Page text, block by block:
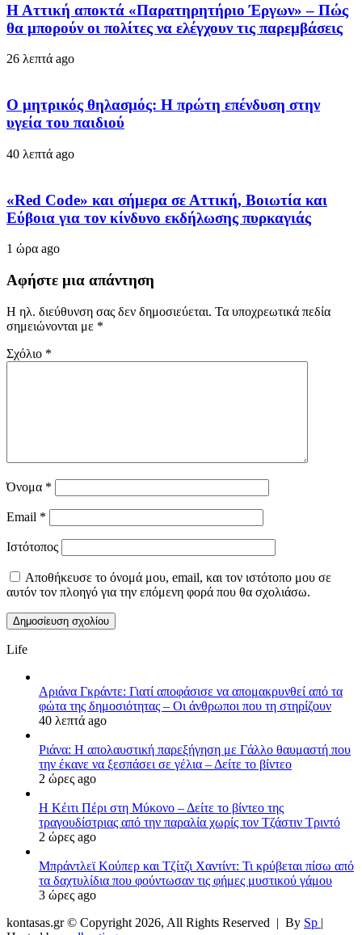
Η Αττική αποκτά «Παρατηρητήριο Έργων» – Πώς
θα μπορούν οι πολίτες να ελέγχουν τις παρεμβάσεις
26 λεπτά ago
Ο μητρικός θηλασμός: Η πρώτη επένδυση στην
υγεία του παιδιού
40 λεπτά ago
«Red Code» και σήμερα σε Αττική, Βοιωτία και
Εύβοια για τον κίνδυνο εκδήλωσης πυρκαγιάς
1 ώρα ago
Αφήστε μια απάντηση
Η ηλ. διεύθυνση σας δεν δημοσιεύεται. Τα υποχρεωτικά πεδία
σημειώνονται με *
Σχόλιο *
Όνομα *
Email *
Ιστότοπος
Αποθήκευσε το όνομά μου, email, και τον ιστότοπο μου σε
αυτόν τον πλοηγό για την επόμενη φορά που θα σχολιάσω.
Life
Αριάνα Γκράντε: Γιατί αποφάσισε να απομακρυνθεί από τα
φώτα της δημοσιότητας – Οι άνθρωποι που τη στηρίζουν
40 λεπτά ago
Ριάνα: Η απολαυστική παρεξήγηση με Γάλλο θαυμαστή που
την έκανε να ξεσπάσει σε γέλια – Δείτε το βίντεο
2 ώρες ago
H Κέιτι Πέρι στη Μύκονο – Δείτε το βίντεο της
τραγουδίστριας από την παραλία χωρίς τον Τζάστιν Τριντό
2 ώρες ago
Μπράντλεϊ Κούπερ και Τζίτζι Χαντίντ: Τι κρύβεται πίσω από
τα δαχτυλίδια που φούντωσαν τις φήμες μυστικού γάμου
3 ώρες ago
kontasas.gr © Copyright 2026, All Rights Reserved | By Sp |